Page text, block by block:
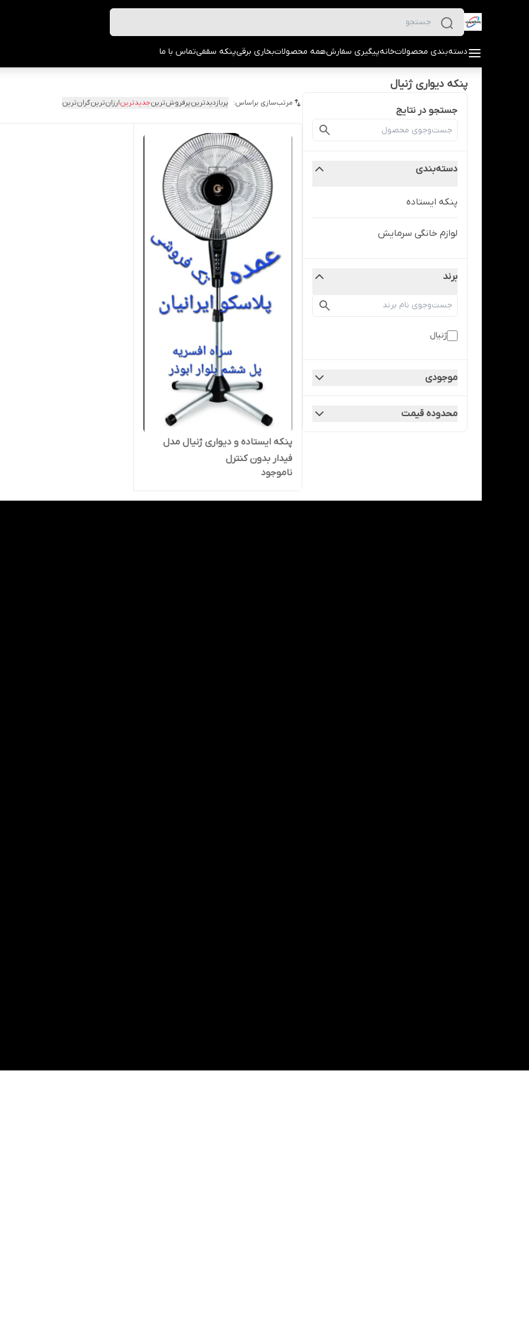
دسته‌بندی محصولاتخانهپیگیری سفارشهمه محصولاتبخاری برقیپنکه سقفیتماس با ما
پنکه دیواری ژنیال
جستجو در نتایج
دسته‌بندی
پنکه ایستاده
لوازم خانگی سرمایش
برند
ژنیال
موجودی
محدوده قیمت
مرتب‌سازی براساس: پربازدیدترینپرفروش‌ترینجدیدترینارزان‌ترینگران‌ترین
پنکه ایستاده و دیواری ژنیال مدل
فیدار بدون کنترل
ناموجود